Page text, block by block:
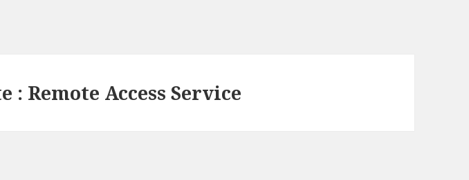
: Remote Access Service